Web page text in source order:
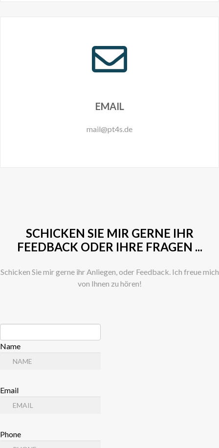
EMAIL
mail@pt4s.de
SCHICKEN SIE MIR GERNE IHR
FEEDBACK ODER IHRE FRAGEN ...
Schicken Sie mir gerne ihr Anliegen, oder Feedback. Ich freue mich
von Ihnen zu hören!
Name
Email
Phone